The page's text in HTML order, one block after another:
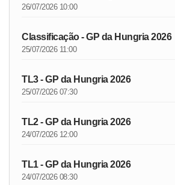
26/07/2026 10:00
Classificação - GP da Hungria 2026
25/07/2026 11:00
TL3 - GP da Hungria 2026
25/07/2026 07:30
TL2 - GP da Hungria 2026
24/07/2026 12:00
TL1 - GP da Hungria 2026
24/07/2026 08:30